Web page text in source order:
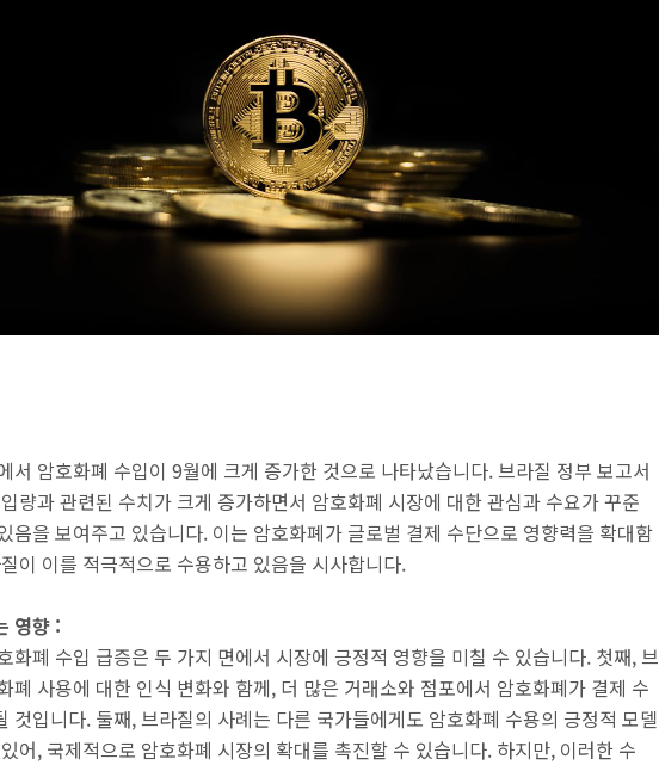
서 암호화폐 수입이 9월에 크게 증가한 것으로 나타났습니다. 브라질 정부 보고서
량과 관련된 수치가 크게 증가하면서 암호화폐 시장에 대한 관심과 수요가 꾸준
음을 보여주고 있습니다. 이는 암호화폐가 글로벌 결제 수단으로 영향력을 확대함
이 이를 적극적으로 수용하고 있음을 시사합니다.
영향 :
화폐 수입 급증은 두 가지 면에서 시장에 긍정적 영향을 미칠 수 있습니다. 첫째, 브
폐 사용에 대한 인식 변화와 함께, 더 많은 거래소와 점포에서 암호화폐가 결제 수
것입니다. 둘째, 브라질의 사례는 다른 국가들에게도 암호화폐 수용의 긍정적 모델
어, 국제적으로 암호화폐 시장의 확대를 촉진할 수 있습니다. 하지만, 이러한 수